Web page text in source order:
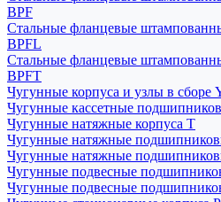
BPF
Стальные фланцевые
BPFL
Стальные фланцевые
BPFT
Чугунные корпуса и узлы в сборе
Чугунные кассетные
Чугунные натяжные корпуса T
Чугунные натяжные
Чугунные натяжные
Чугунные подвесные
Чугунные подвесные